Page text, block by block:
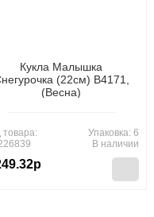
Кукла Малышка
(22см) В4171,
(Весна)
товара:
Упаковка: 6
В наличии